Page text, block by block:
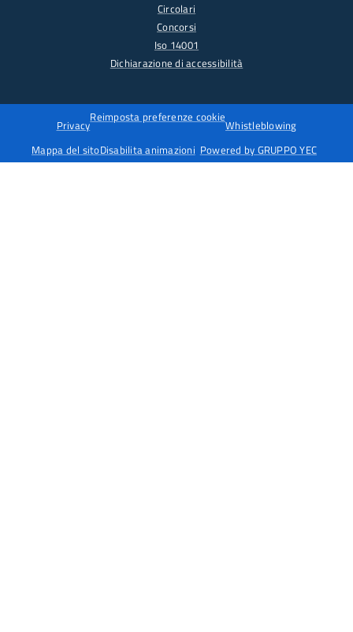
Circolari
Concorsi
Iso 14001
Dichiarazione di accessibilità
Privacy
Reimposta preferenze cookie
Whistleblowing
Mappa del sitoDisabilita animazioni Powered by GRUPPO YEC